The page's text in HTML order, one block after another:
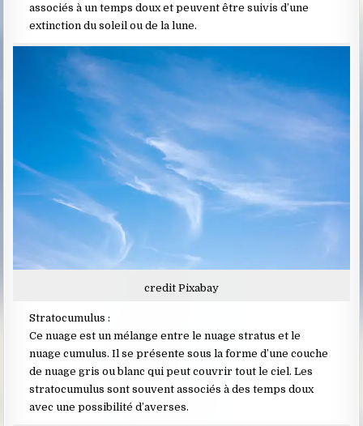
associés à un temps doux et peuvent être suivis d’une
extinction du soleil ou de la lune.
credit Pixabay
Stratocumulus :
Ce nuage est un mélange entre le nuage stratus et le
nuage cumulus. Il se présente sous la forme d’une couche
de nuage gris ou blanc qui peut couvrir tout le ciel. Les
stratocumulus sont souvent associés à des temps doux
avec une possibilité d’averses.